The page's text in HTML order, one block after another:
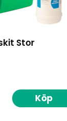
Stor
Köp